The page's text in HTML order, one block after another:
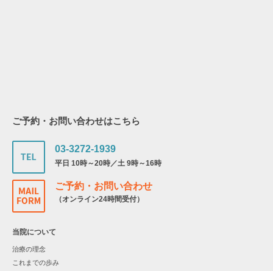
ご予約・お問い合わせはこちら
03-3272-1939
平日 10時～20時／土 9時～16時
ご予約・お問い合わせ
（オンライン24時間受付）
当院について
治療の理念
これまでの歩み